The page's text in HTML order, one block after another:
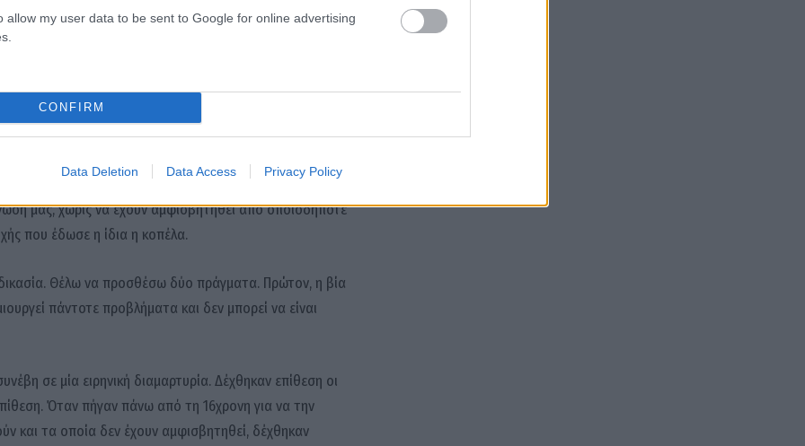
allow my user data to be sent to Google for online advertising
CONFIRM
Data Deletion Data Access Privacy Policy
και από στοιχεία που είχε η δικογραφία και από
εμπλακεί στο περιστατικό, που ήταν εκεί. Καμία
το ΕΚΑΒ, ήταν από πάνω της, βοήθησαν στην
σε εξέλιξη και η έρευνα της Δικαιοσύνης, η
που είμαι βέβαιος ότι θα εξετάσει ενδελεχώς όλα
κατέθεσε την εκδοχή της κοπέλας. Εμεί λέμε
μας, χωρίς να έχουν αμφισβητηθεί από οποιοδήποτε
που έδωσε η ίδια η κοπέλα.
Θέλω να προσθέσω δύο πράγματα. Πρώτον, η βία
πάντοτε προβλήματα και δεν μπορεί να είναι
σε μία ειρηνική διαμαρτυρία. Δέχθηκαν επίθεση οι
Όταν πήγαν πάνω από τη 16χρονη για να την
και τα οποία δεν έχουν αμφισβητηθεί, δέχθηκαν